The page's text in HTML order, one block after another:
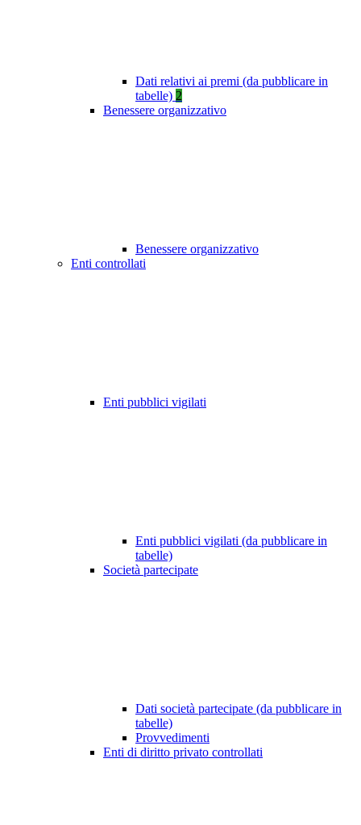
Dati relativi ai premi (da pubblicare in
tabelle) 2
Benessere organizzativo
Benessere organizzativo
Enti controllati
Enti pubblici vigilati
Enti pubblici vigilati (da pubblicare in
tabelle)
Società partecipate
Dati società partecipate (da pubblicare in
tabelle)
Provvedimenti
Enti di diritto privato controllati